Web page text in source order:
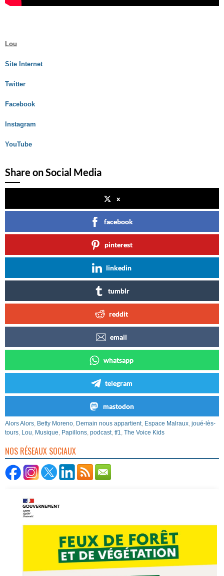
Lou
Site Internet
Twitter
Facebook
Instagram
YouTube
Share on Social Media
x
facebook
pinterest
linkedin
tumblr
reddit
email
whatsapp
telegram
mastodon
Alors Alors, Betty Moreno, Demain nous appartient, Espace Malraux, joué-lès-
tours, Lou, Musique, Papillons, podcast, tf1, The Voice Kids
NOS RÉSEAUX SOCIAUX